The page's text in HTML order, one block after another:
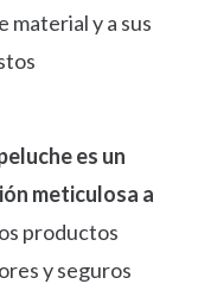
material y a sus
es un
meticulosa a
productos
y seguros